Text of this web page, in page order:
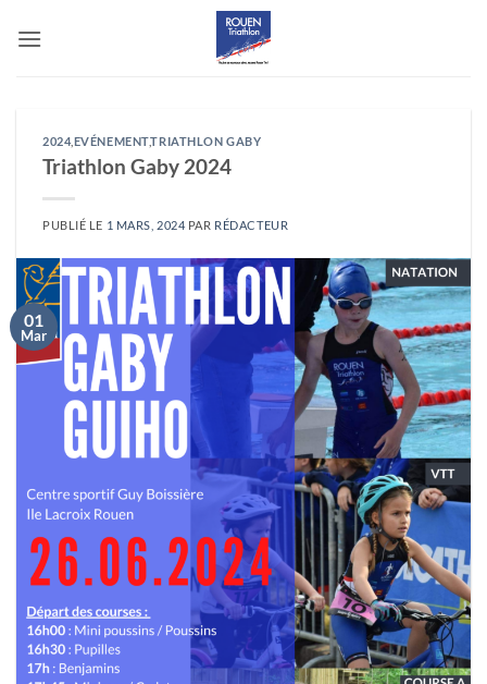
2024,EVÉNEMENT,TRIATHLON GABY
Triathlon Gaby 2024
PUBLIÉ LE 1 MARS, 2024 PAR RÉDACTEUR
01
Mar